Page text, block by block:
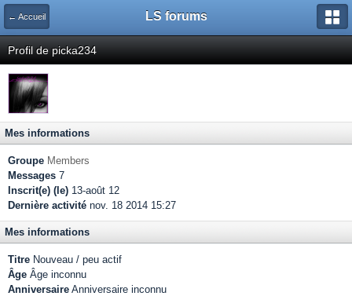
← Accueil LS forums
Profil de picka234
Mes informations
Groupe Members
Messages 7
Inscrit(e) (le) 13-août 12
Dernière activité nov. 18 2014 15:27
Mes informations
Titre Nouveau / peu actif
Âge Âge inconnu
Anniversaire Anniversaire inconnu